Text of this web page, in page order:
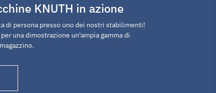
KNUTH in azione
di persona presso uno dei nostri stabilimenti!
una dimostrazione un'ampia gamma di